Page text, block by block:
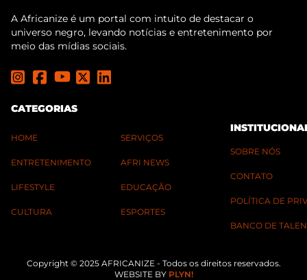
A Africanize é um portal com intuito de destacar o
universo negro, levando notícias e entretenimento por
meio das mídias sociais.
CATEGORIAS
HOME
ENTRETENIMENTO
LIFESTYLE
CULTURA
SERVIÇOS
AFRI NEWS
EDUCAÇÃO
ESPORTES
SOBRE NÓS
CONTATO
POLÍTICA DE
BANCO DE
Copyright © 2025 AFRICANIZE - Todos os direitos reservados.
WEBSITE BY PLYN!